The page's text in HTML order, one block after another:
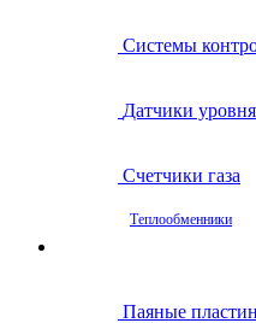
Системы
Датчики
Счетчики газа
Теплообменники
Паяные